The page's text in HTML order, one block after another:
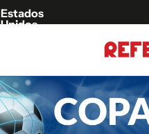
Estados
Unidos
Juegos Olímpicos
Rugby
Básquetbol